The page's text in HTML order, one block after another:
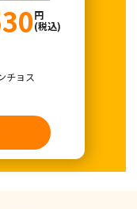
円
(税込)
チョス